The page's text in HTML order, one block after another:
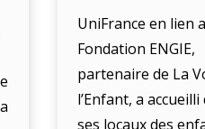
UniFrance en lien
Fondation ENGIE,
partenaire de La
l’Enfant, a accueilli
ses locaux des